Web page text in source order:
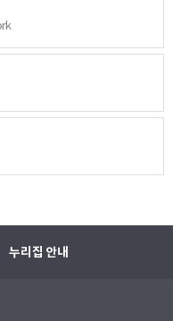
누리집 안내